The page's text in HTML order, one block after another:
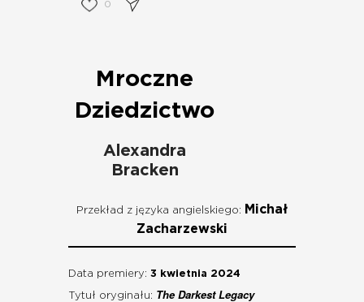
0
Mroczne
Dziedzictwo
Alexandra
Bracken
Przekład z języka angielskiego:
Michał
Zacharzewski
Data premiery: 3 kwietnia 2024
Tytuł oryginału: The Darkest Legacy